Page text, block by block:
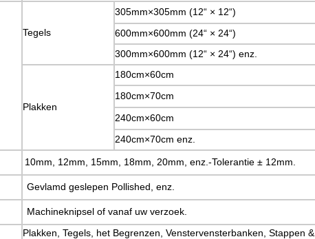
Tegels
305mm×305mm (12“ × 12“)
600mm×600mm (24“ × 24“)
300mm×600mm (12“ × 24“) enz.
Plakken
180cm×60cm
180cm×70cm
240cm×60cm
240cm×70cm enz.
10mm, 12mm, 15mm, 18mm, 20mm, enz.-Tolerantie ± 12mm.
Gevlamd geslepen Pollished, enz.
Machineknipsel of vanaf uw verzoek.
Plakken, Tegels, het Begrenzen, Venstervensterbanken, Stappen &